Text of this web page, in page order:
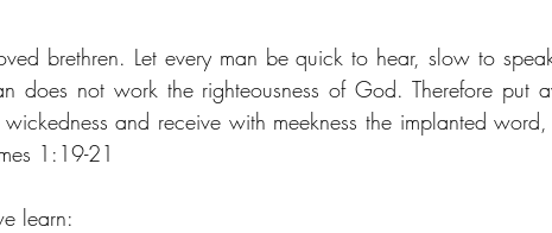
brethren. Let every man be quick to hear, slow to
does not work the righteousness of God. Therefore put
and receive with meekness the implanted
1:19-21
learn: